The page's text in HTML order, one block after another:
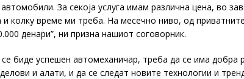
За секоја услуга имам различна цена, во
и колку време ми треба. На месечно ниво, од
денари”, ни призна нашиот соговорник.
биде успешен автомеханичар, треба да се има добра
и алати, и да се следат новите технологии и